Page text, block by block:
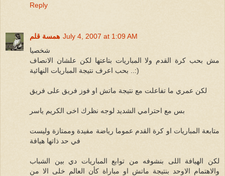
Reply
همسة قلم July 4, 2007 at 1:09 AM
شخصيا
مش بحب كرة القدم ولا المباريات بتاعتها لكن علشان الانصاف
بحب اعرف نتيجة المباريات النهائية ..:)
لكن عمري ما تفاعلت مع نتيجة ماتش او فوز فريق على فريق
بس مع احترامي الشديد لوجه نظرك اخى الكريم ياسر
متابعة المباريات او كرة القدم عموما رياضة مفيدة وممتازة وليست
في حد ذاتها هيافة
لكن الهيافة اللى بنشوفه من توابع المباريات دي بين الشباب
والاهتمام الاوحد بنتيجة ماتش او مباراة كأن العالم خلى الا من